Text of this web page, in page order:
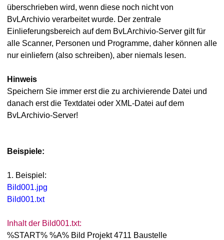
überschrieben wird, wenn diese noch nicht von
BvLArchivio verarbeitet wurde. Der zentrale
Einlieferungsbereich auf dem BvLArchivio-Server gilt für
alle Scanner, Personen und Programme, daher können alle
nur einliefern (also schreiben), aber niemals lesen.
Hinweis
Speichern Sie immer erst die zu archivierende Datei und
danach erst die Textdatei oder XML-Datei auf dem
BvLArchivio-Server!
Beispiele:
1. Beispiel:
Bild001.jpg
Bild001.txt
Inhalt der Bild001.txt:
%START% %A% Bild Projekt 4711 Baustelle